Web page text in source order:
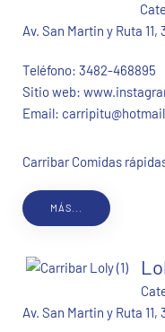
Av. San Martin y Ruta
Teléfono: 3482-468895
Sitio web:
Email:
Carribar Comidas
MÁS...
Av. San Martin y Ruta